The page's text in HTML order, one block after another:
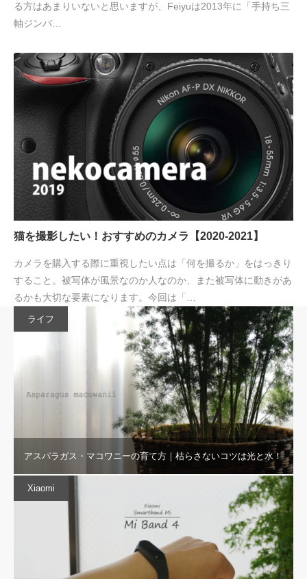
る方はあまりいないと思いますが、Feiyuは2013年に「手持ち三
軸ジンバ…
猫を撮影したい！おすすめのカメラ【2020-2021】
カメラを購入する際に重視したい点は「何を撮るか」をはっきり
すること。被写体が風景なのか人なのか、また被写体に動きがあ
るかも大切な要素になります。今回は「…
ライフ
アスパラガス・マコワニーの育て方｜枯らさないコツは光と水！
Xiaomi